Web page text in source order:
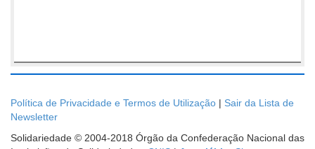
Política de Privacidade e Termos de Utilização | Sair da Lista de
Newsletter
Solidariedade © 2004-2018 Órgão da Confederação Nacional das